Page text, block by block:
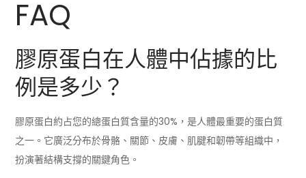
FAQ
膠原蛋白在人體中佔據的比
例是多少？
膠原蛋白約占您的總蛋白質含量的30%，是人體最重要的蛋白質
之一。它廣泛分布於骨骼、關節、皮膚、肌腱和韌帶等組織中，
扮演著結構支撐的關鍵角色。